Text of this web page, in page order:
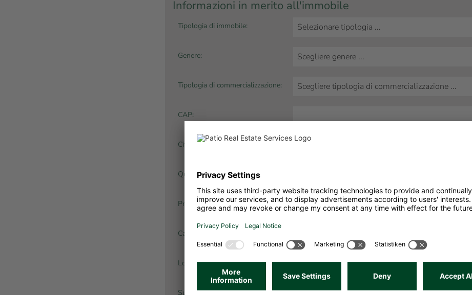
Informazioni in merito all'immobile
Tipologia di immobile:
Genere:
Tipologia di commercializzazione:
CAP:
Città:
Quartiere:
Prezzo dell'immobile:
Canone d’affitto (utenze escluse):
Locali:
Sup. abitabile: